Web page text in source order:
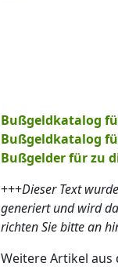
Bußgeldkatalog
Bußgeldkatalog
Bußgelder für zu
+++Dieser Text
generiert und wird
richten Sie bitte an
Weitere Artikel